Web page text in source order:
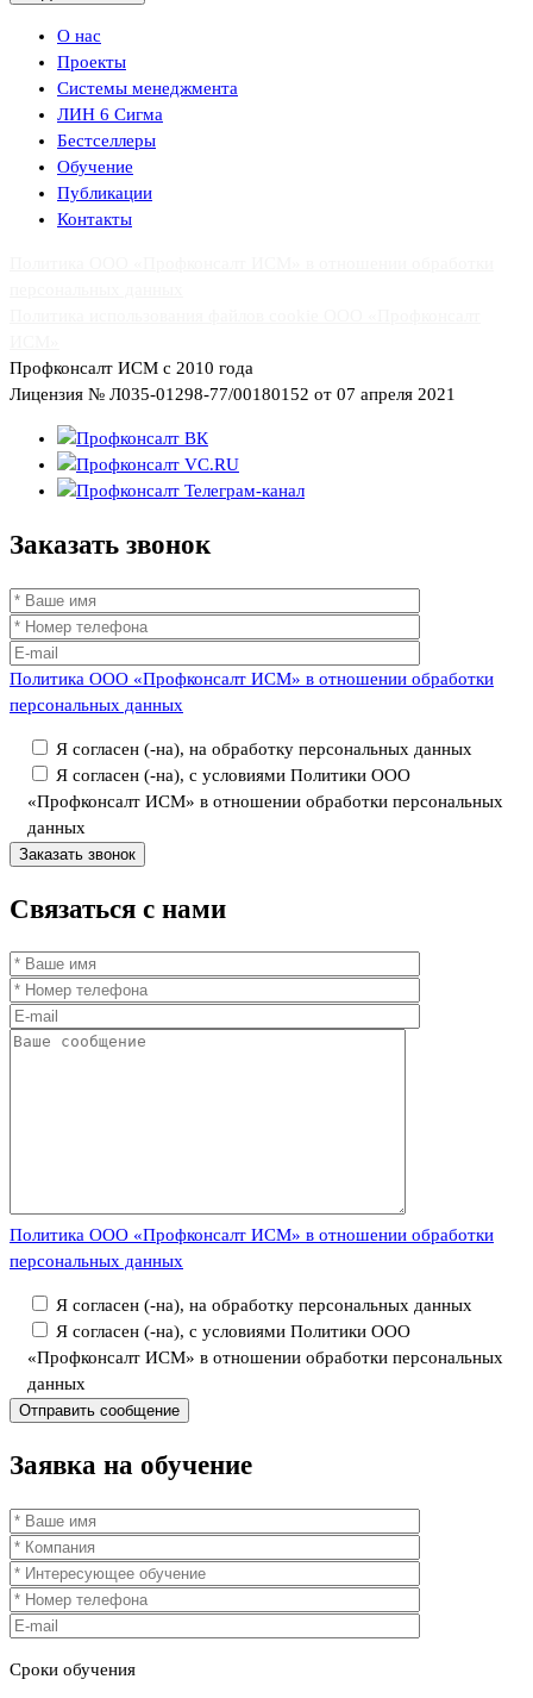
О нас
Проекты
Системы менеджмента
ЛИН 6 Сигма
Бестселлеры
Обучение
Публикации
Контакты
Профконсалт ИСМ с 2010 года
Лицензия № Л035-01298-77/00180152 от 07 апреля 2021
Заказать звонок
Политика ООО «Профконсалт ИСМ» в отношении обработки
персональных данных
Я согласен (-на), на обработку персональных данных
Я согласен (-на), с условиями Политики ООО
«Профконсалт ИСМ» в отношении обработки персональных
данных
Связаться с нами
Политика ООО «Профконсалт ИСМ» в отношении обработки
персональных данных
Я согласен (-на), на обработку персональных данных
Я согласен (-на), с условиями Политики ООО
«Профконсалт ИСМ» в отношении обработки персональных
данных
Заявка на обучение
Сроки обучения